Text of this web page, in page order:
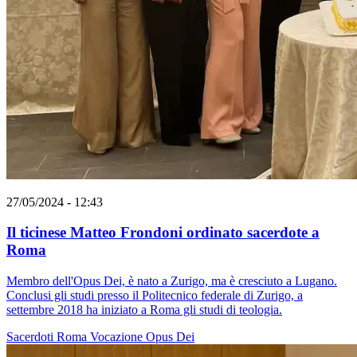
27/05/2024 - 12:43
Il ticinese Matteo Frondoni ordinato sacerdote a
Roma
Membro dell'Opus Dei, è nato a Zurigo, ma è cresciuto a Lugano.
Conclusi gli studi presso il Politecnico federale di Zurigo, a
settembre 2018 ha iniziato a Roma gli studi di teologia.
Sacerdoti Roma Vocazione Opus Dei